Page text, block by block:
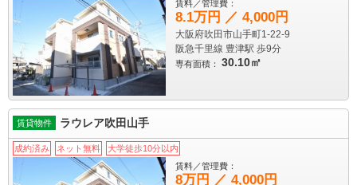
賃料／管理費：
8.1万円 ／ 4,000円
大阪府吹田市山手町1-22-9
阪急千里線 豊津駅歩9分
専有面積：30.10㎡
賃貸物件 ラウレア吹田山手
成約済み ネット無料
大学徒歩10分以内
賃料／管理費：
8万円 ／ 4,000円